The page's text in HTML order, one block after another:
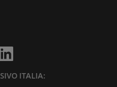
ITALIA: